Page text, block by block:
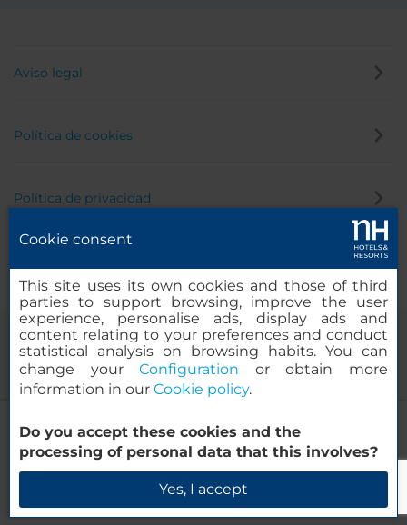
NH Amsterdam Noord
Verificar disponibilidad
Aviso legal
Política de cookies
Política de privacidad
© 2000-2026 MINOR HOTELS EUROPE & AMERICAS Santa Engracia,
120. 28003 Madrid, España
Cookie consent
This site uses its own cookies and those of third
parties to support browsing, improve the user
experience, personalise ads, display ads and
content relating to your preferences and conduct
statistical analysis on browsing habits. You can
change yourConfiguration or obtain more
information in our Cookie policy.
Do you accept these cookies and the
processing of personal data that this involves?
Yes, I accept